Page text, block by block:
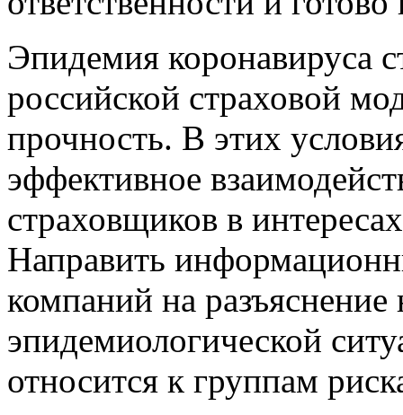
Эпидемия коронавируса
российской страховой
прочность. В этих
эффективное
страховщиков в
Направить
компаний на
эпидемиологической
относится к группам